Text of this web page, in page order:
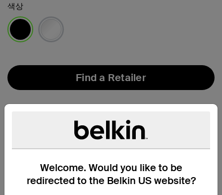
Welcome. Would you like to be
redirected to the Belkin US website?
색상
Find a Retailer
360˚ 서라운드 보호로 화면과 범퍼를 안전하게 지킵니